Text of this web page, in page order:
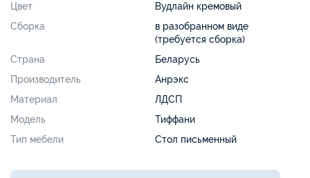
Цвет
Вудлайн кремовый
Сборка
в разобранном виде
(требуется сборка)
Страна
Беларусь
Производитель
Анрэкс
Материал
ЛДСП
Модель
Тиффани
Тип мебели
Стол письменный